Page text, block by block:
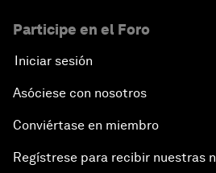
Participe en el Foro
Iniciar sesión
Asóciese con nosotros
Conviértase en miembro
Regístrese para recibir nuestras